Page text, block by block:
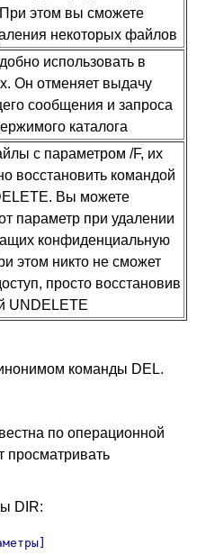
этом вы сможете
некоторых файлов
использовать в
Он отменяет выдачу
сообщения и запроса
каталога
с параметром /F, их
восстановить командой
Вы можете
параметр при удалении
конфиденциальную
этом никто не сможет
просто восстановив
UNDELETE
команды DEL.
по операционной
просматривать
DIR: